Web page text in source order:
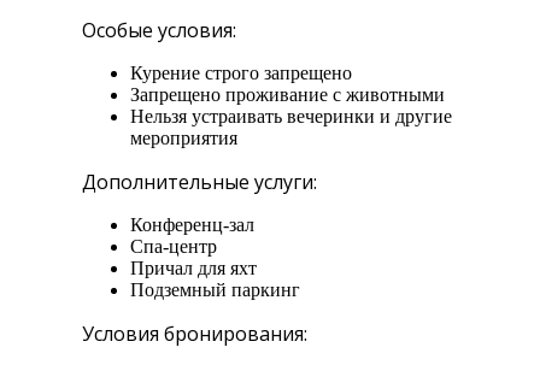
Особые условия:
Курение строго запрещено
Запрещено проживание с животными
Нельзя устраивать вечеринки и другие
мероприятия
Дополнительные услуги:
Конференц-зал
Спа-центр
Причал для яхт
Подземный паркинг
Условия бронирования: